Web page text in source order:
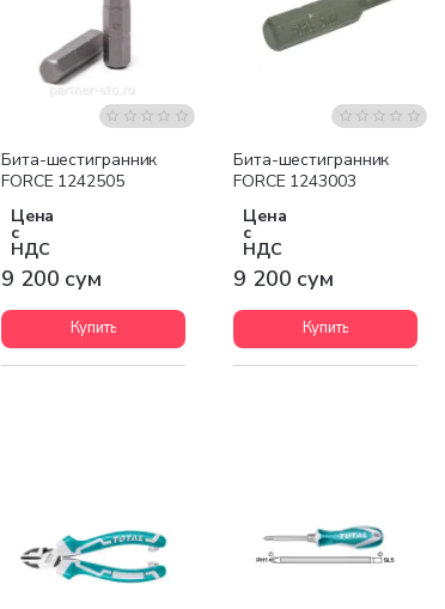
Бита-шестигранник
FORCE 1242505
Цена
с
НДС
9 200 сум
Купить
Бита-шестигранник
FORCE 1243003
Цена
с
НДС
9 200 сум
Купить